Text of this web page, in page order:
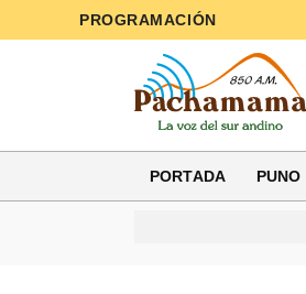
PROGRAMACIÓN
PORTADA PUNO